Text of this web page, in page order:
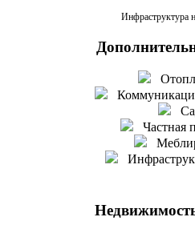
Инфраструктура
Частная